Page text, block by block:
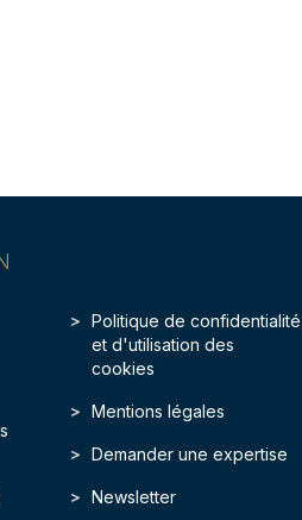
Politique de confidentialité
et d'utilisation des
cookies
Mentions légales
Demander une expertise
Newsletter